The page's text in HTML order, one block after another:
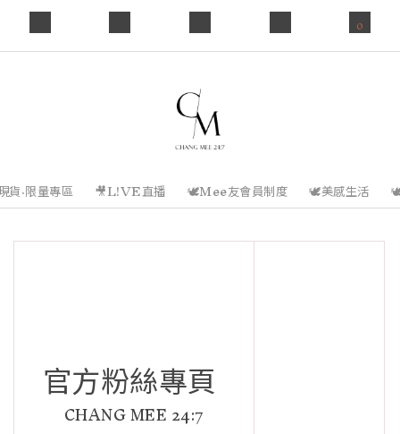
0
·限量專區 🎥L!VE直播 🕊️Mee友會員制度 🕊️美感生活
官方粉絲專頁
CHANG MEE 24:7